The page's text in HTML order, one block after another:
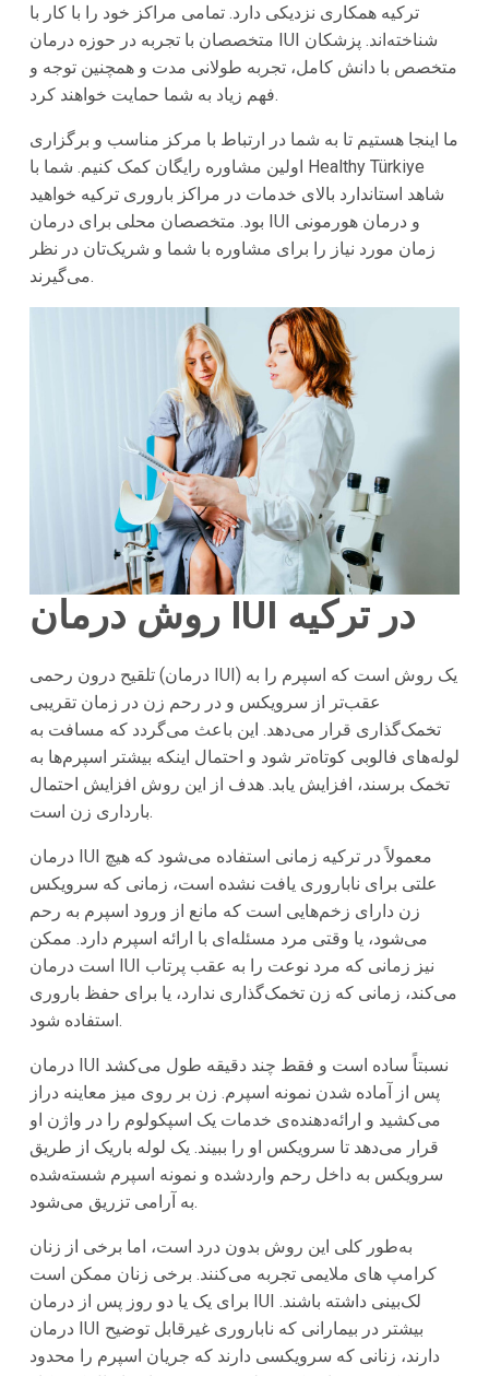
ترکیه همکاری نزدیکی دارد. تمامی مراکز خود را با کار با
متخصصان با تجربه در حوزه درمان IUI شناخته‌اند. پزشکان
متخصص با دانش کامل، تجربه طولانی مدت و همچنین توجه و
فهم زیاد به شما حمایت خواهند کرد.
ما اینجا هستیم تا به شما در ارتباط با مرکز مناسب و برگزاری
اولین مشاوره رایگان کمک کنیم. شما با Healthy Türkiye
شاهد استاندارد بالای خدمات در مراکز باروری ترکیه خواهید
بود. متخصصان محلی برای درمان IUI و درمان هورمونی
زمان مورد نیاز را برای مشاوره با شما و شریک‌تان در نظر
می‌گیرند.
روش درمان IUI در ترکیه
تلقیح درون رحمی (درمان IUI) یک روش است که اسپرم را به
عقب‌تر از سرویکس و در رحم زن در زمان تقریبی
تخمک‌گذاری قرار می‌دهد. این باعث می‌گردد که مسافت به
لوله‌های فالوبی کوتاه‌تر شود و احتمال اینکه بیشتر اسپرم‌ها به
تخمک برسند، افزایش یابد. هدف از این روش افزایش احتمال
بارداری زن است.
درمان IUI معمولاً در ترکیه زمانی استفاده می‌شود که هیچ
علتی برای ناباروری یافت نشده است، زمانی که سرویکس
زن دارای زخم‌هایی است که مانع از ورود اسپرم به رحم
می‌شود، یا وقتی مرد مسئله‌ای با ارائه اسپرم دارد. ممکن
است درمان IUI نیز زمانی که مرد نوعت را به عقب پرتاب
می‌کند، زمانی که زن تخمک‌گذاری ندارد، یا برای حفظ باروری
استفاده شود.
درمان IUI نسبتاً ساده است و فقط چند دقیقه طول می‌کشد
پس از آماده شدن نمونه اسپرم. زن بر روی میز معاینه دراز
می‌کشید و ارائه‌دهنده‌ی خدمات یک اسپکولوم را در واژن او
قرار می‌دهد تا سرویکس او را ببیند. یک لوله باریک از طریق
سرویکس به داخل رحم واردشده و نمونه اسپرم شسته‌شده
به آرامی تزریق می‌شود.
به‌طور کلی این روش بدون درد است، اما برخی از زنان
کرامپ های ملایمی تجربه می‌کنند. برخی زنان ممکن است
برای یک یا دو روز پس از درمان IUI لک‌بینی داشته باشند.
درمان IUI بیشتر در بیمارانی که ناباروری غیرقابل توضیح
دارند، زنانی که سرویکسی دارند که جریان اسپرم را محدود